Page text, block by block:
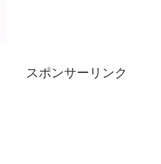
スポンサーリンク